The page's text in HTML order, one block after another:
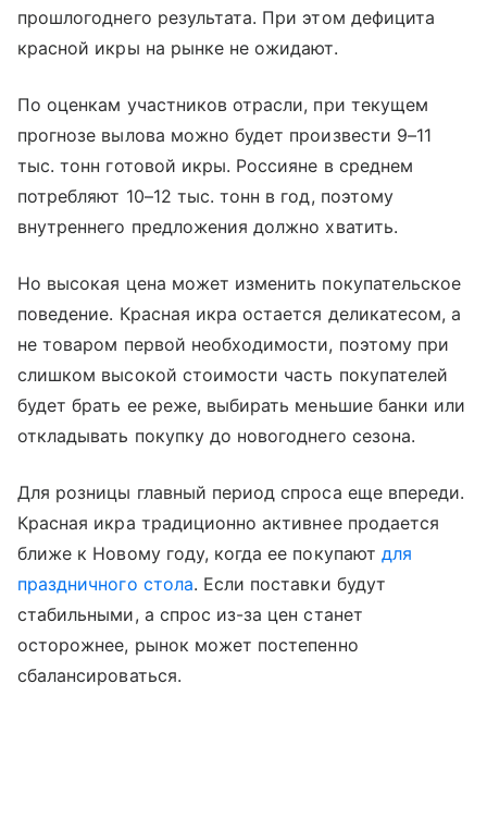
прошлогоднего результата. При этом дефицита
красной икры на рынке не ожидают.
По оценкам участников отрасли, при текущем
прогнозе вылова можно будет произвести 9–11
тыс. тонн готовой икры. Россияне в среднем
потребляют 10–12 тыс. тонн в год, поэтому
внутреннего предложения должно хватить.
Но высокая цена может изменить покупательское
поведение. Красная икра остается деликатесом, а
не товаром первой необходимости, поэтому при
слишком высокой стоимости часть покупателей
будет брать ее реже, выбирать меньшие банки или
откладывать покупку до новогоднего сезона.
Для розницы главный период спроса еще впереди.
Красная икра традиционно активнее продается
ближе к Новому году, когда ее покупают для
праздничного стола. Если поставки будут
стабильными, а спрос из-за цен станет
осторожнее, рынок может постепенно
сбалансироваться.